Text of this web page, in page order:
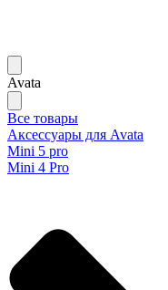
Avata
Все товары
Аксессуары для Avata
Mini 5 pro
Mini 4 Pro